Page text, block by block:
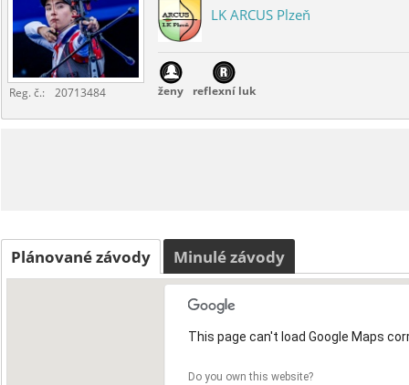
Reg. č.: 20713484
LK ARCUS Plzeň
ženy reflexní luk
Plánované závody Minulé závody
This page can't load Google Maps
Do you own this website?